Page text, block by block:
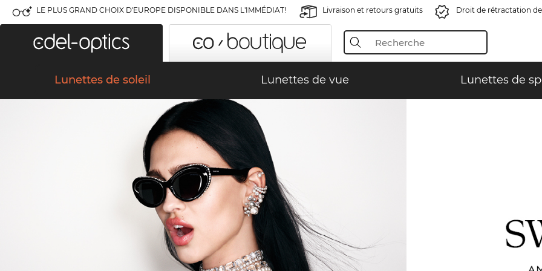
LE PLUS GRAND CHOIX D'EUROPE DISPONIBLE DANS L'IMMÉDIAT! Livraison et retours gratuits Droit de rétractation
Lunettes de soleil Lunettes de vue Lunettes de